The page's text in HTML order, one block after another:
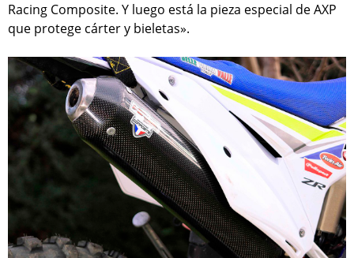
Racing Composite. Y luego está la pieza especial de AXP
que protege cárter y bieletas».